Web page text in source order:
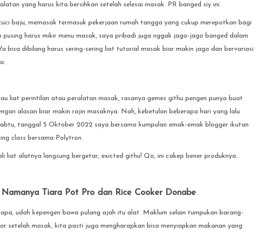
yang harus kita bersihkan setelah selesai masak. PR banged siy ini.
baju, memasak termasuk pekerjaan rumah tangga yang cukup merepotkan bagi
pusing harus mikir menu masak, saya pribadi juga nggak jago-jago banged dalam
bisa dibilang harus sering-sering liat tutorial masak biar makin jago dan bervariasi
liat perintilan atau peralatan masak, rasanya gemes githu pengen punya buat
alasan biar makin rajin masaknya. Nah, kebetulan beberapa hari yang lalu
tanggal 5 Oktober 2022 saya bersama kumpulan emak-emak blogger ikutan
class bersama Polytron.
liat alatnya langsung bergetar, exicted githu! Qo, ini cakep bener produknya..
Tiara Pot Pro dan Rice Cooker Donabe
udah kepengen bawa pulang ajah itu alat. Maklum selain tumpukan barang-
setelah masak, kita pasti juga mengharapkan bisa menyiapkan makanan yang